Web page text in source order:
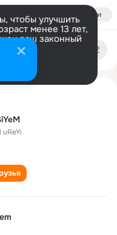
Войти
чтобы улучшить
менее 13 лет,
ваш законный
uReYi